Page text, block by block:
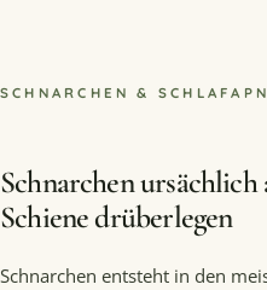
SCHNARCHEN &
Schnarchen
Schiene drüberlegen
Schnarchen entsteht in den